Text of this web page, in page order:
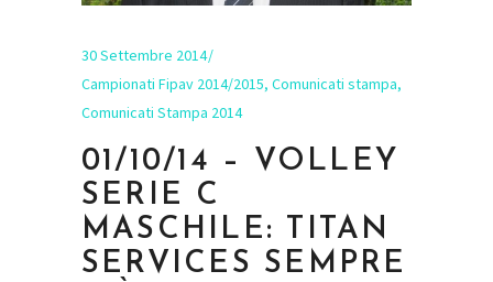
30 Settembre 2014
Campionati Fipav 2014/2015, Comunicati stampa,
Comunicati Stampa 2014
01/10/14 – VOLLEY
SERIE C
MASCHILE: TITAN
SERVICES SEMPRE